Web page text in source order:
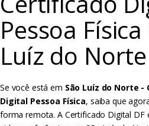
Pessoa
Luíz do
Se você está em São Luíz do Norte -
Digital Pessoa Física, saiba que
forma remota. A Certificado Digital DF